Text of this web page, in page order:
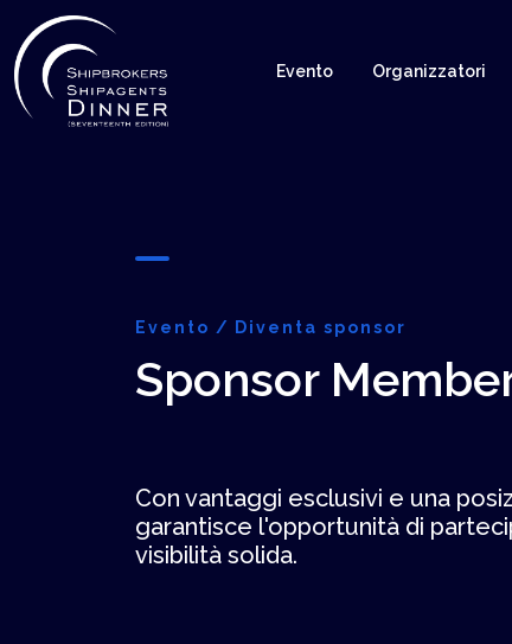
Evento Organizzatori
Evento Diventa sponsor
Sponsor
Con vantaggi esclusivi e una
garantisce l'opportunità di
visibilità solida.